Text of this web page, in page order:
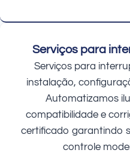
Serviços para
Serviços para
instalação,
Automatizamos
compatibilidade e
certificado garantindo
controle